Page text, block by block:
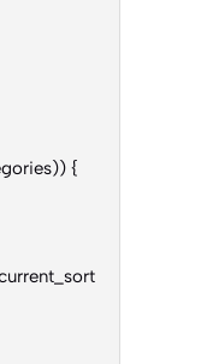
{